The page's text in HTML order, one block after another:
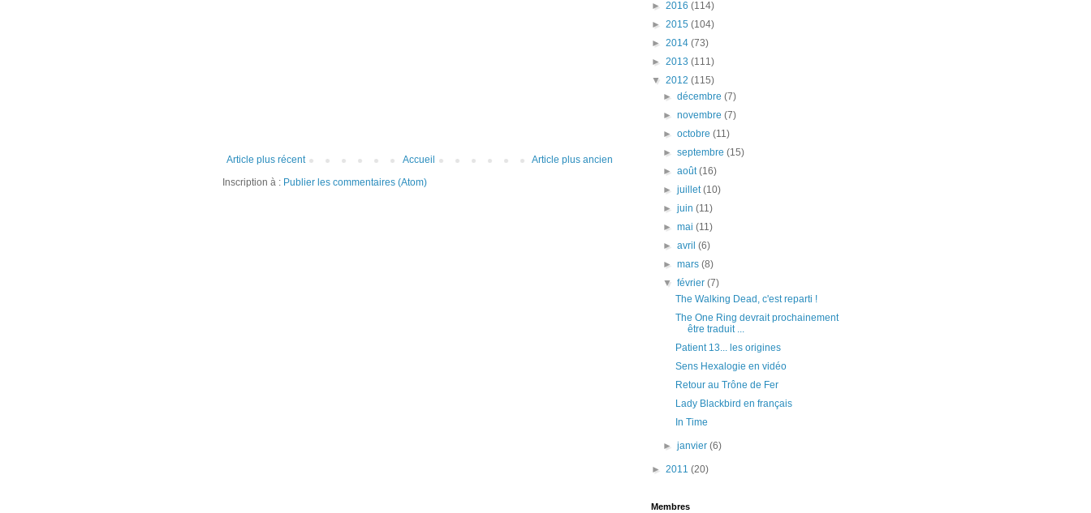
Article plus récent Article plus ancien
Accueil
Inscription à : Publier les commentaires (Atom)
► 2016 (114)
► 2015 (104)
► 2014 (73)
► 2013 (111)
▼ 2012 (115)
►décembre(7)
►novembre(7)
►octobre(11)
►septembre(15)
►août(16)
►juillet(10)
►juin(11)
►mai(11)
►avril(6)
►mars(8)
▼février(7)
The Walking Dead, c'est reparti !
The One Ring devrait prochainement
être traduit ...
Patient 13... les origines
Sens Hexalogie en vidéo
Retour au Trône de Fer
Lady Blackbird en français
In Time
►janvier(6)
► 2011 (20)
Membres